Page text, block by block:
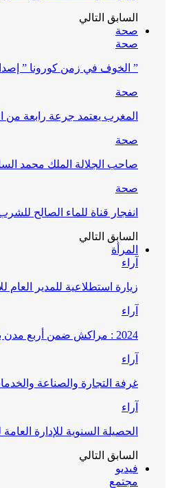
السابق التالي
صحة
صحة
” الخوف في زمن كورونا ”
صحة
المغرب يعتمد جرعة رابعة من اللقاح
صحة
صاحب الجلالة الملك محمد
صحة
انفجار قناة للماء الصالح
السابق التالي
المرأة
آراء
زيارة استطلاعية للمدير العام
آراء
2024 : مراكش ضمن أربع مدن بالممكلة سجلت مامجموعه 656 قضية تتعلق بغسيل الأموال
آراء
غرفة التجارة والصناعة
آراء
الحصيلة السنوية للإدارة العامة
السابق التالي
فيديو
مجتمع